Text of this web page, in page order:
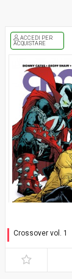
ACCEDI PER
ACQUISTARE
Crossover vol. 1
catene - Variant